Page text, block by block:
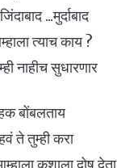
...मुर्दाबाद
त्याच काय ?
नाहीच सुधारणार
बोंबलताय
ते तुम्ही करा